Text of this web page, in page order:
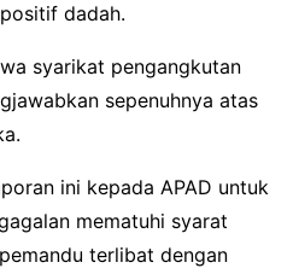
dadah.
syarikat pengangkutan
sepenuhnya atas
ini kepada APAD untuk
mematuhi syarat
terlibat dengan